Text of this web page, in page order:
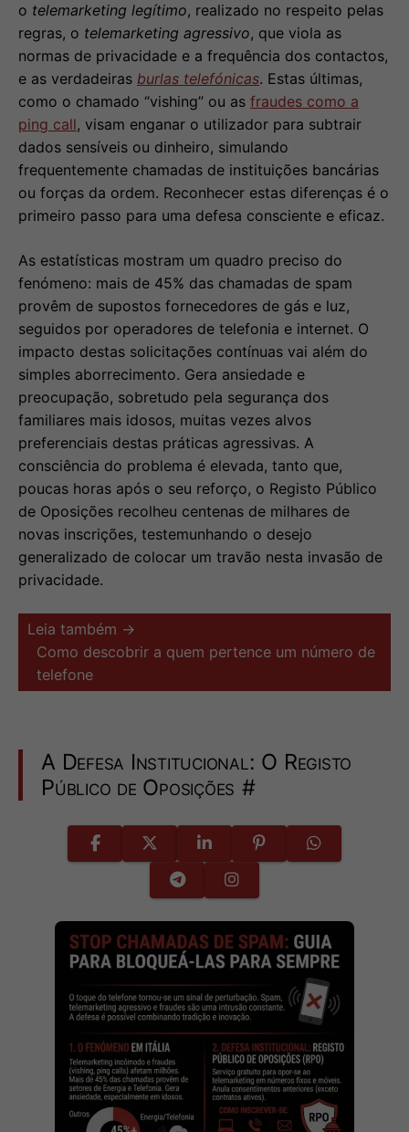
o telemarketing legítimo, realizado no respeito pelas
regras, o telemarketing agressivo, que viola as
normas de privacidade e a frequência dos contactos,
e as verdadeiras burlas telefónicas. Estas últimas,
como o chamado “vishing” ou as fraudes como a
ping call, visam enganar o utilizador para subtrair
dados sensíveis ou dinheiro, simulando
frequentemente chamadas de instituições bancárias
ou forças da ordem. Reconhecer estas diferenças é o
primeiro passo para uma defesa consciente e eficaz.
As estatísticas mostram um quadro preciso do
fenómeno: mais de 45% das chamadas de spam
provêm de supostos fornecedores de gás e luz,
seguidos por operadores de telefonia e internet. O
impacto destas solicitações contínuas vai além do
simples aborrecimento. Gera ansiedade e
preocupação, sobretudo pela segurança dos
familiares mais idosos, muitas vezes alvos
preferenciais destas práticas agressivas. A
consciência do problema é elevada, tanto que,
poucas horas após o seu reforço, o Registo Público
de Oposições recolheu centenas de milhares de
novas inscrições, testemunhando o desejo
generalizado de colocar um travão nesta invasão de
privacidade.
Leia também →
Como descobrir a quem pertence um número de
telefone
A Defesa Institucional: O Registo
Público de Oposições #